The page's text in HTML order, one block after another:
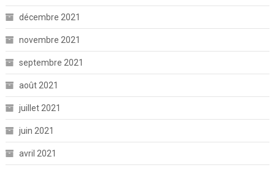
décembre 2021
novembre 2021
septembre 2021
août 2021
juillet 2021
juin 2021
avril 2021